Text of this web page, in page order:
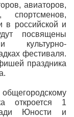
авиаторов,
спортсменов,
в российской и
посвящены
культурно-
фестиваля.
праздника
откроется 1
Юности и